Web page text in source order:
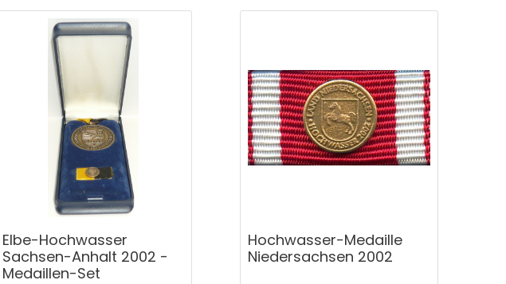
Elbe-Hochwasser
Sachsen-Anhalt 2002 -
Medaillen-Set
Hochwasser-Medaille
Niedersachsen 2002